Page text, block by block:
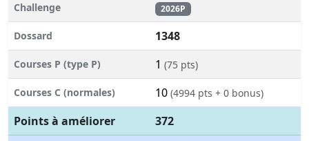
Challenge 2026P
Dossard 1348
Courses P (type P) 1 (75 pts)
Courses C (normales) 10 (4994 pts + 0 bonus)
Points à améliorer
372